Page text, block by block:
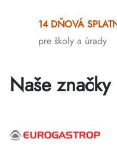
14 DŇOVÁ
pre školy a úrady
Naše značky